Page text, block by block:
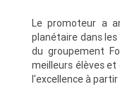
Le promoteur a
planétaire dans
du groupement
meilleurs élèves
l'excellence à